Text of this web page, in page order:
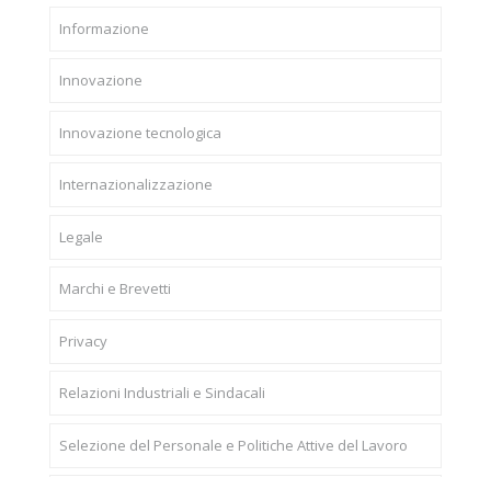
Informazione
Innovazione
Innovazione tecnologica
Internazionalizzazione
Legale
Marchi e Brevetti
Privacy
Relazioni Industriali e Sindacali
Selezione del Personale e Politiche Attive del Lavoro